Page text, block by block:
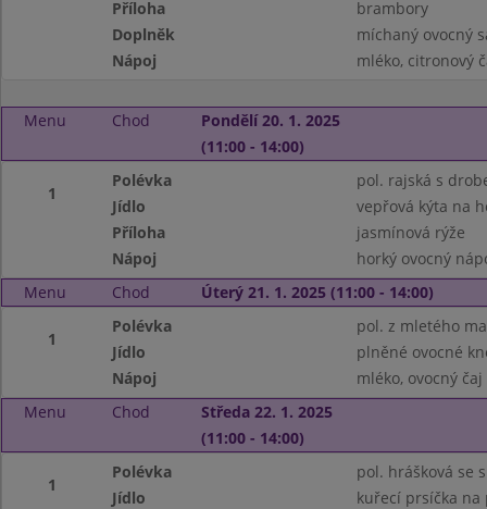
Příloha
brambory
Doplněk
míchaný ovocný
Nápoj
mléko, citronový
Menu Chod
Pondělí 20. 1. 2025
(11:00 - 14:00)
1
Polévka
pol. rajská s
Jídlo
vepřová kýta na
Příloha
jasmínová rýže
Nápoj
horký ovocný
Menu
Chod Úterý 21. 1. 2025 (11:00 - 14:00)
1
Polévka
pol. z mletého
Jídlo
plněné ovocné
Nápoj
mléko, ovocný čaj
Menu
Chod
Středa 22. 1. 2025
(11:00 - 14:00)
1
Polévka
pol. hrášková se
Jídlo
kuřecí prsíčka na